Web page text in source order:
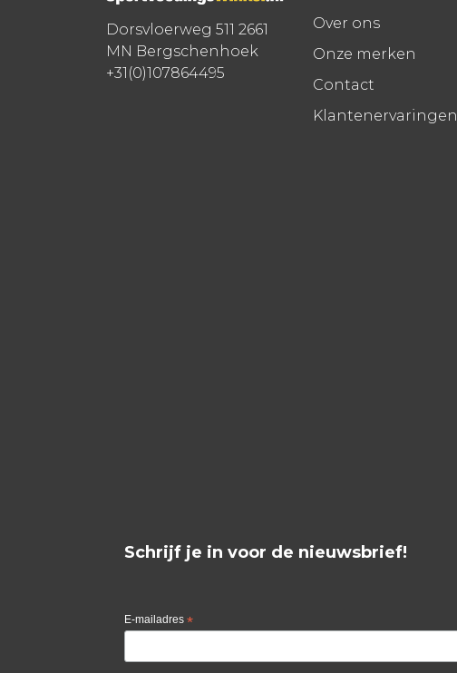
Dorsvloerweg 511 2661
MN Bergschenhoek
+31(0)107864495
Over ons
Onze merken
Contact
Klantenervaringen
Schrijf je in voor de nieuwsbrief!
E-mailadres *